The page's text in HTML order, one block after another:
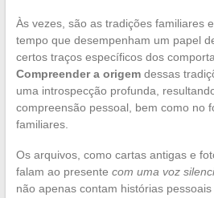
Às vezes, são as tradições familiares
tempo que desempenham um papel
certos traços específicos dos
Compreender a origemdessas
uma introspecção profunda,
compreensão pessoal, bem como no
familiares.
Os arquivos, como cartas antigas e
falam ao presente com uma voz
não apenas contam histórias